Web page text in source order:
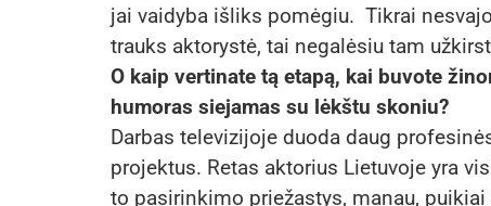
jai vaidyba išliks pomėgiu. Tikrai
trauks aktorystė, tai negalėsiu tam
O kaip vertinate tą etapą, kai buvote
humoras siejamas su lėkštu skoniu?
Darbas televizijoje duoda daug
projektus. Retas aktorius Lietuvoje yra
to pasirinkimo priežastys, manau,